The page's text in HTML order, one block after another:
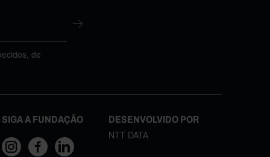
de
SIGA A FUNDAÇÃO DESENVOLVIDO POR
NTT DATA